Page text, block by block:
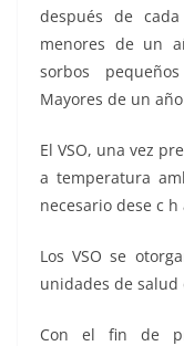
después de
menores de un
sorbos
Mayores de un
El VSO, una vez
a temperatura
necesario dese c
Los VSO se
unidades de
Con el fin de